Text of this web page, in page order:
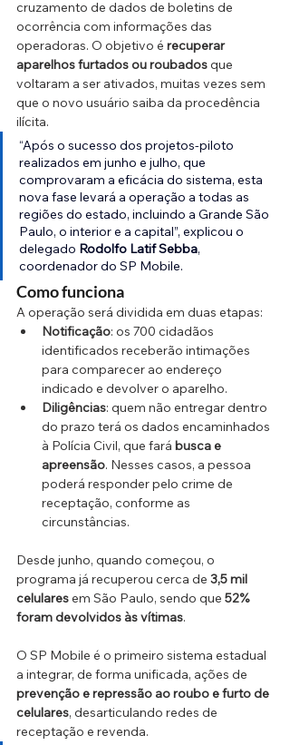
cruzamento de dados de boletins de
ocorrência com informações das
operadoras. O objetivo é recuperar
aparelhos furtados ou roubados que
voltaram a ser ativados, muitas vezes sem
que o novo usuário saiba da procedência
ilícita.
“Após o sucesso dos projetos-piloto
realizados em junho e julho, que
comprovaram a eficácia do sistema, esta
nova fase levará a operação a todas as
regiões do estado, incluindo a Grande São
Paulo, o interior e a capital”, explicou o
delegado Rodolfo Latif Sebba,
coordenador do SP Mobile.
Como funciona
A operação será dividida em duas etapas:
Notificação: os 700 cidadãos
identificados receberão intimações
para comparecer ao endereço
indicado e devolver o aparelho.
Diligências: quem não entregar dentro
do prazo terá os dados encaminhados
à Polícia Civil, que fará busca e
apreensão. Nesses casos, a pessoa
poderá responder pelo crime de
receptação, conforme as
circunstâncias.
Desde junho, quando começou, o
programa já recuperou cerca de 3,5 mil
celulares em São Paulo, sendo que 52%
foram devolvidos às vítimas.
O SP Mobile é o primeiro sistema estadual
a integrar, de forma unificada, ações de
prevenção e repressão ao roubo e furto de
celulares, desarticulando redes de
receptação e revenda.